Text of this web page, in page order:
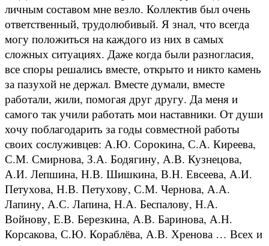
личным составом мне везло. Коллектив был очень
ответственный, трудолюбивый. Я знал, что всегда
могу положиться на каждого из них в самых
сложных ситуациях. Даже когда были разногласия,
все споры решались вместе, открыто и никто камень
за пазухой не держал. Вместе думали, вместе
работали, жили, помогая друг другу. Да меня и
самого так учили работать мои наставники. От души
хочу поблагодарить за годы совместной работы
своих сослуживцев: А.Ю. Сорокина, С.А. Киреева,
С.М. Смирнова, З.А. Бодягину, А.В. Кузнецова,
А.И. Лепшина, Н.В. Шишкина, В.Н. Евсеева, А.И.
Петухова, Н.В. Петухову, С.М. Чернова, А.А.
Лапину, А.С. Лапина, Н.А. Беспалову, Н.А.
Войнову, Е.В. Березкина, А.В. Баринова, А.Н.
Корсакова, С.Ю. Кораблёва, А.В. Хренова … Всех и